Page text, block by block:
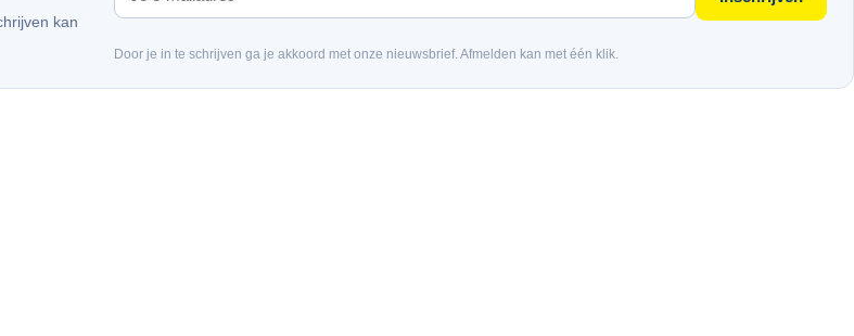
kan
Door je in te schrijven ga je akkoord met onze nieuwsbrief. Afmelden kan met één klik.